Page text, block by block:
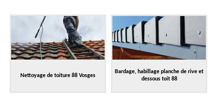
Nettoyage de toiture 88 Vosges
Bardage, habillage planche de rive et
dessous toit 88